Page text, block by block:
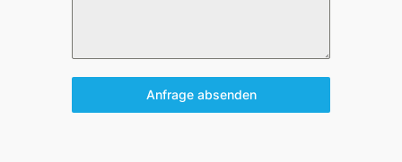
Anfrage absenden